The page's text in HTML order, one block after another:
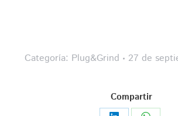
Categoría: Plug&Grind 27 de
Compartir